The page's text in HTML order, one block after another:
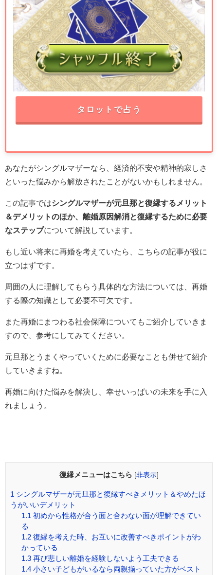
タロットで占う
あなたがシングルマザーなら、経済的不安や精神的寂しさ
といった悩みから解放されたことがないかもしれません。
この記事ではシングルマザーが元旦那と復縁するメリット
＆デメリットのほか、離婚原因解消と復縁するために必要
なステップについて解説しています。
もし近い将来に再婚を考えていたら、こちらの記事が役に
立つはずです。
周囲の人に理解してもらう具体的な方法については、再婚
する際の知識として必要不可欠です。
また再婚にまつわる社会保障についてもご紹介していきま
すので、参考にしてみてください。
元旦那とうまくやっていくために必要なことも併せて紹介
していきますね。
再婚に向けた悩みを解決し、幸せいっぱいの未来を手に入
れましょう。
復縁メニューはこちら [非表示]
1 シングルマザーが元旦那と復縁すべきメリット＆やめたほ
うがいいデメリット
1.1 初めから性格が合う面と合わない面が理解できてい
る
1.2復縁を考えた時、お互いに改善すべきポイントがわ
かっている
1.3再び悲しい離婚を経験しないよう工夫できる
1.4小さい子どもがいるなら両親揃っていた方がベスト